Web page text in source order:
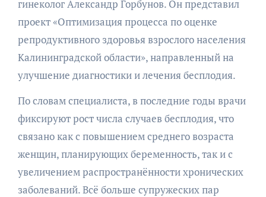
гинеколог Александр Горбунов. Он представил
проект «Оптимизация процесса по оценке
репродуктивного здоровья взрослого населения
Калининградской области», направленный на
улучшение диагностики и лечения бесплодия.
По словам специалиста, в последние годы врачи
фиксируют рост числа случаев бесплодия, что
связано как с повышением среднего возраста
женщин, планирующих беременность, так и с
увеличением распространённости хронических
заболеваний. Всё больше супружеских пар